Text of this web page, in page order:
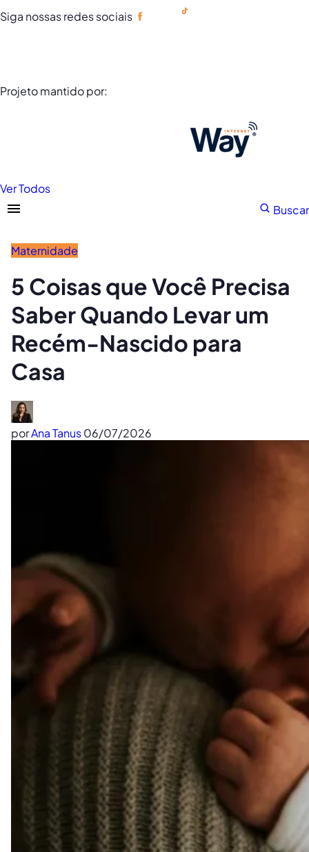
Siga nossas redes sociais
Projeto mantido por:
Ver Todos
Buscar
Maternidade
5 Coisas que Você Precisa
Saber Quando Levar um
Recém-Nascido para
Casa
porAna Tanus06/07/2026